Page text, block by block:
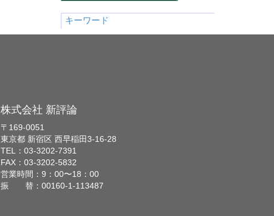
キーワード
株式会社 新評論
〒169-0051
東京都 新宿区 西早稲田3-16-28
TEL：03-3202-7391
FAX：03-3202-5832
営業時間：9：00〜18：00
振 替：00160-1-113487